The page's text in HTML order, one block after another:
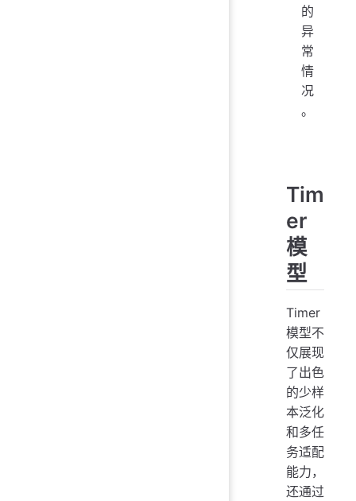
的
异
常
情
况
。
Tim
er
模
型
Timer
模型不
仅展现
了出色
的少样
本泛化
和多任
务适配
能力，
还通过